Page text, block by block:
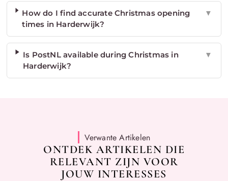
How do I find accurate Christmas opening
times in Harderwijk?
▼
Is PostNL available during Christmas in
Harderwijk?
▼
Verwante Artikelen
ONTDEK ARTIKELEN DIE
RELEVANT ZIJN VOOR
JOUW INTERESSES